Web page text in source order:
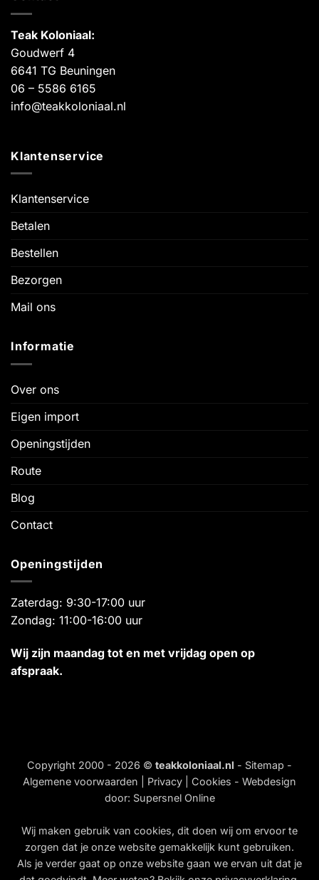
Teak Koloniaal:
Goudwerf 4
6641 TG Beuningen
06 – 5586 6165
info@teakkoloniaal.nl
Klantenservice
Klantenservice
Betalen
Bestellen
Bezorgen
Mail ons
Informatie
Over ons
Eigen import
Openingstijden
Route
Blog
Contact
Openingstijden
Zaterdag: 9:30-17:00 uur
Zondag: 11:00-16:00 uur
Wij zijn maandag tot en met vrijdag open op
afspraak.
Copyright 2000 - 2026 © teakkoloniaal.nl - Sitemap -
Algemene voorwaarden
Privacy Cookies - Webdesign
door: Supersnel Online
Wij maken gebruik van cookies, dit doen wij om ervoor te
zorgen dat je onze website gemakkelijk kunt gebruiken.
Als je verder gaat op onze website gaan we ervan uit dat je